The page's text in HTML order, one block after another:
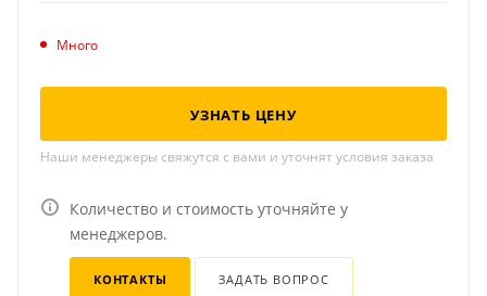
Много
УЗНАТЬ ЦЕНУ
Наши менеджеры свяжутся с вами и уточнят условия заказа
Количество и стоимость уточняйте у
менеджеров.
КОНТАКТЫ ЗАДАТЬ ВОПРОС